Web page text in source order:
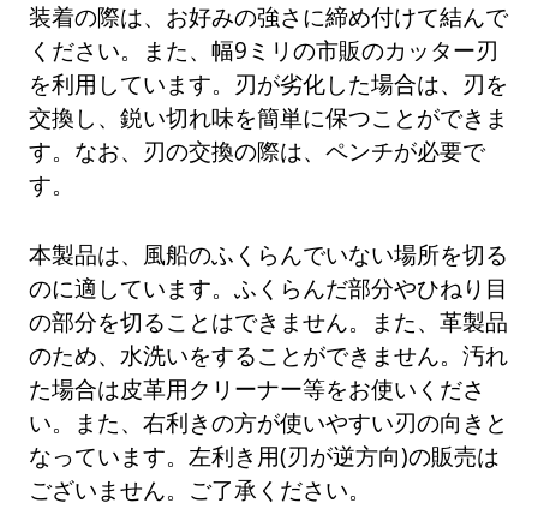
装着の際は、お好みの強さに締め付けて結んで
ください。また、幅9ミリの市販のカッター刃
を利用しています。刃が劣化した場合は、刃を
交換し、鋭い切れ味を簡単に保つことができま
す。なお、刃の交換の際は、ペンチが必要で
す。
本製品は、風船のふくらんでいない場所を切る
のに適しています。ふくらんだ部分やひねり目
の部分を切ることはできません。また、革製品
のため、水洗いをすることができません。汚れ
た場合は皮革用クリーナー等をお使いくださ
い。また、右利きの方が使いやすい刃の向きと
なっています。左利き用(刃が逆方向)の販売は
ございません。ご了承ください。